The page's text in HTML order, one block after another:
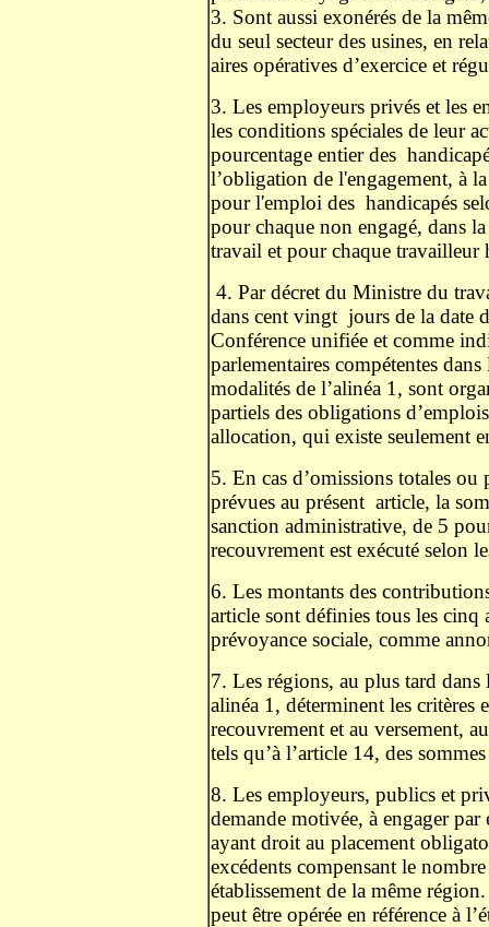
3. Sont aussi exonérés de la
du seul secteur des usines, en
aires opératives d’exercice et
3. Les employeurs privés et les
les conditions spéciales de leur
pourcentage entier des
l’obligation de l'engagement, à
pour l'emploi des handicapés
pour chaque non engagé, dans
travail et pour chaque travailleur
4. Par décret du Ministre du
dans cent vingt jours de la date
Conférence unifiée et comme
parlementaires compétentes
modalités de l’alinéa 1, sont
partiels des obligations
allocation, qui existe seulement
5. En cas d’omissions totales
prévues au présent article, la
sanction administrative, de 5
recouvrement est exécuté selon
6. Les montants des
article sont définies tous les
prévoyance sociale, comme
7. Les régions, au plus tard dans
alinéa 1, déterminent les critères
recouvrement et au versement,
tels qu’à l’article 14, des
8. Les employeurs, publics et
demande motivée, à engager
ayant droit au placement
excédents compensant le
établissement de la même
peut être opérée en référence à